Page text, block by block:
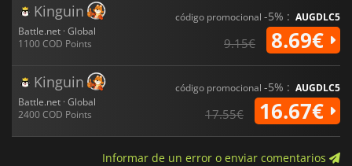
Kinguin
Battle.net · Global
1100 COD Points
código promocional -5% : AUGDLC5
9.15€ 8.69€
Kinguin
Battle.net · Global
2400 COD Points
código promocional -5% : AUGDLC5
17.55€ 16.67€
Informar de un error o enviar comentarios